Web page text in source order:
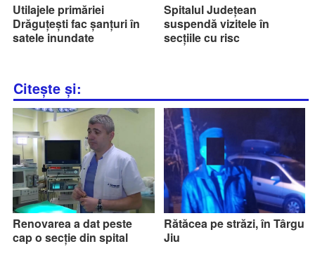
Utilajele primăriei
Drăguțești fac șanțuri în
satele inundate
Spitalul Județean
suspendă vizitele în
secțiile cu risc
Citește și:
Renovarea a dat peste
cap o secție din spital
Rătăcea pe străzi, în Târgu
Jiu